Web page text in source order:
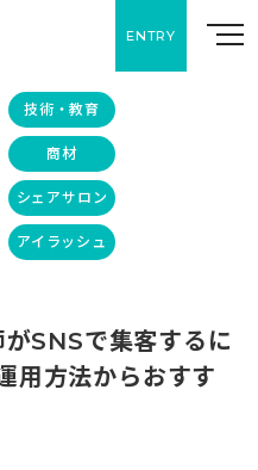
ENTRY
技術・教育
商材
シェアサロン
アイラッシュ
がSNSで集客するに
用方法からおすす